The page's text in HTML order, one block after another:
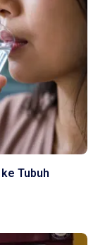
Tubuh